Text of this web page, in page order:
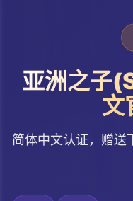
亚洲之子
文
简体中文认证，赠送